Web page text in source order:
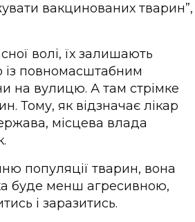
вакцинованих
волі, їх залишають
із повномасштабним
на вулицю. А там стрімке
Тому, як відзначає лікар
місцева влада
популяції тварин, вона
буде менш агресивною,
і заразитись.